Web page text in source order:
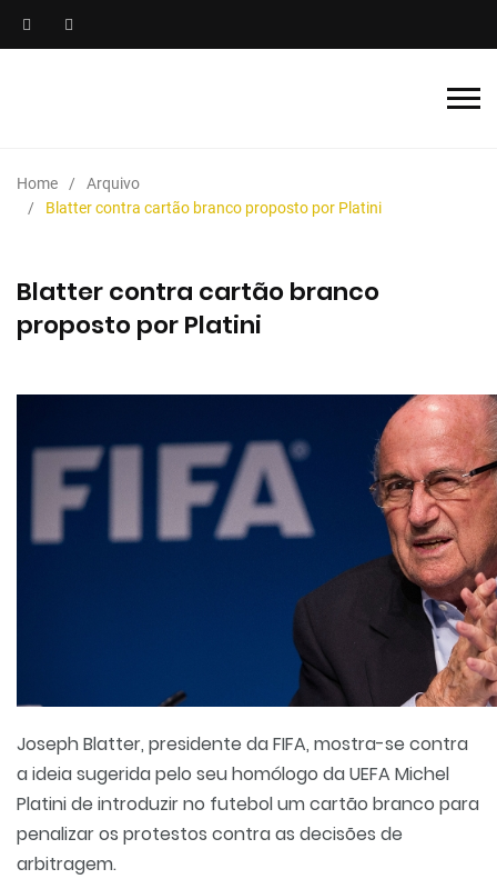
Home
Arquivo
Blatter contra cartão branco proposto por Platini
Blatter contra cartão branco
proposto por Platini
Joseph Blatter, presidente da FIFA, mostra-se contra
a ideia sugerida pelo seu homólogo da UEFA Michel
Platini de introduzir no futebol um cartão branco para
penalizar os protestos contra as decisões de
arbitragem.